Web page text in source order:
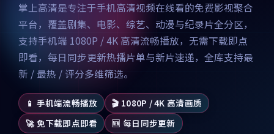
掌上高清是专注于手机高清视频在线看的免费影视聚合
平台，覆盖剧集、电影、综艺、动漫与纪录片全分区，
支持手机端 1080P / 4K 高清流畅播放，无需下载即点
即看，每日同步更新热播片单与新片速递，全库支持最
新 / 最热 / 评分多维筛选。
📱 手机端流畅播放
🎬 1080P / 4K 高清画质
🚀 免下载即点即看
🆕 每日同步更新